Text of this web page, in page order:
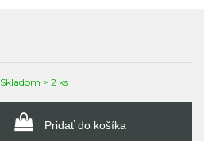
Skladom > 2 ks
Pridať do košíka